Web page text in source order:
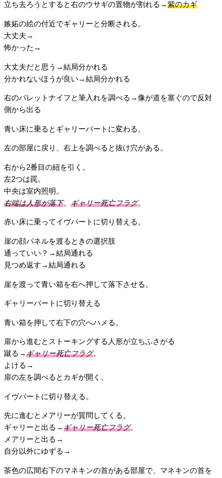
立ち去ろうとすると右のウサギの置物が割れる→紫のカギ
嫉妬の絵の付近でギャリーと分断される。
大丈夫→
怖かった→
大丈夫だと思う→結局分かれる
分かれないほうが良い→結局分かれる
右のパレットナイフと筆入れを調べる→像が道を塞ぐので反対
側から出る
青い床に乗るとギャリーパートに変わる。
左の部屋に戻り、右上を調べると抜け穴がある。
右から2番目の紐を引く。
左2つは罠。
中央は室内照明。
右端は人形が落下。 ギャリー死亡フラグ。
赤い床に乗ってイヴパートに切り替える。
崖の顔パネルを渡るときの選択肢
通っていい？→結局通れる
見つめ返す→結局通れる
崖を渡って青い箱を右へ押して落下させる。
ギャリーパートに切り替える
青い箱を押して右下の穴へハメる。
扉から進むとストーキングする人形が立ちふさがる
蹴る→ギャリー死亡フラグ。
よける→
扉の左を調べるとカギが開く。
イヴパートに切り替える。
先に進むとメアリーが質問してくる。
ギャリーと出る→ギャリー死亡フラグ。
メアリーと出る→
自分以外にゆずる→
茶色の広間右下のマネキンの首がある部屋で、マネキンの首を